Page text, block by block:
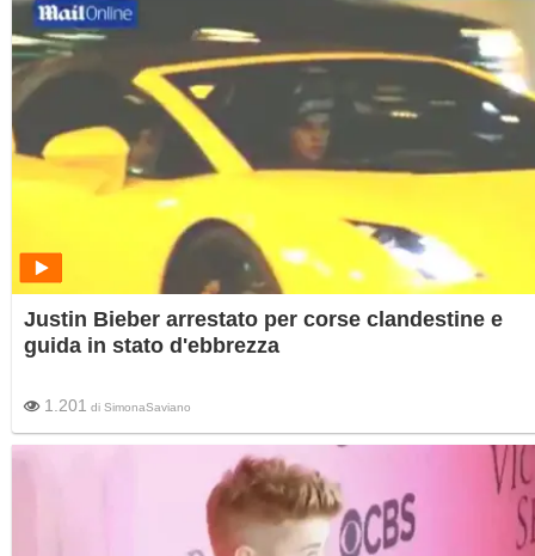
Justin Bieber arrestato per corse clandestine e
guida in stato d'ebbrezza
1.201 di SimonaSaviano